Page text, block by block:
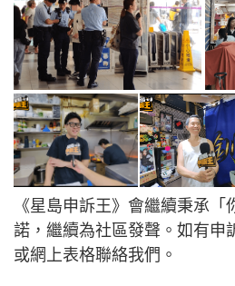
《星島申訴王》會繼續秉承
諾，繼續為社區發聲。如有申
或網上表格聯絡我們。